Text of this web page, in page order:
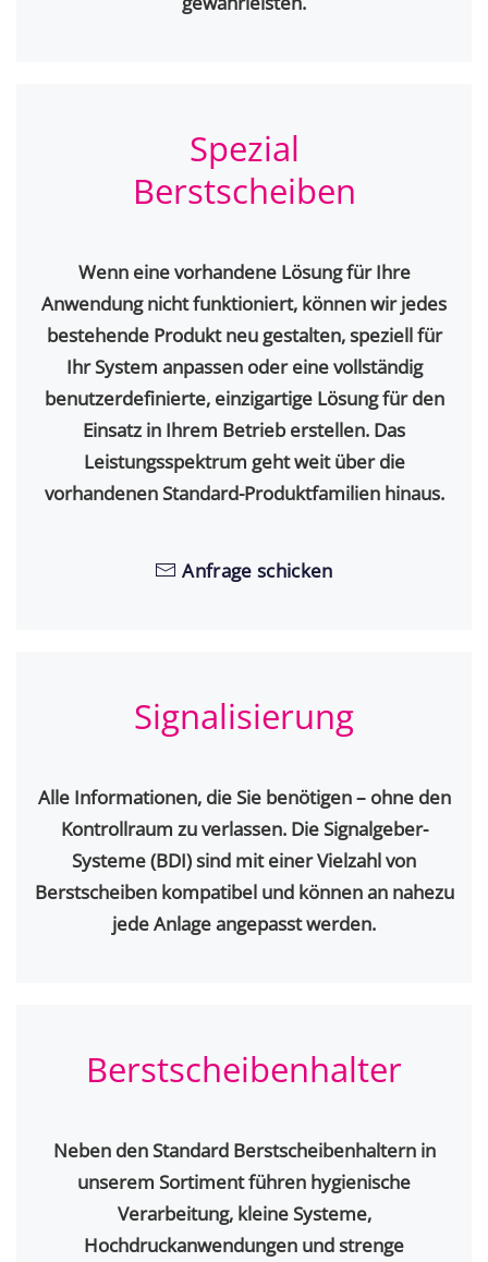
Spezial
Berstscheiben
Wenn eine vorhandene Lösung für Ihre
Anwendung nicht funktioniert, können wir jedes
bestehende Produkt neu gestalten, speziell für
Ihr System anpassen oder eine vollständig
benutzerdefinierte, einzigartige Lösung für den
Einsatz in Ihrem Betrieb erstellen. Das
Leistungsspektrum geht weit über die
vorhandenen Standard-Produktfamilien hinaus.
Anfrage schicken
Signalisierung
Alle Informationen, die Sie benötigen – ohne den
Kontrollraum zu verlassen. Die Signalgeber-
Systeme (BDI) sind mit einer Vielzahl von
Berstscheiben kompatibel und können an nahezu
jede Anlage angepasst werden.
Berstscheibenhalter
Neben den Standard Berstscheibenhaltern in
unserem Sortiment führen hygienische
Verarbeitung, kleine Systeme,
Hochdruckanwendungen und strenge